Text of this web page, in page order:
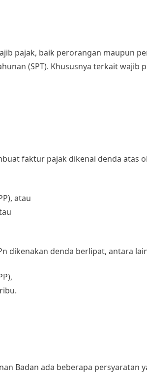
pajak, baik perorangan maupun
(SPT). Khususnya terkait wajib
faktur pajak dikenai denda atas
atau
dikenakan denda berlipat, antara
Badan ada beberapa